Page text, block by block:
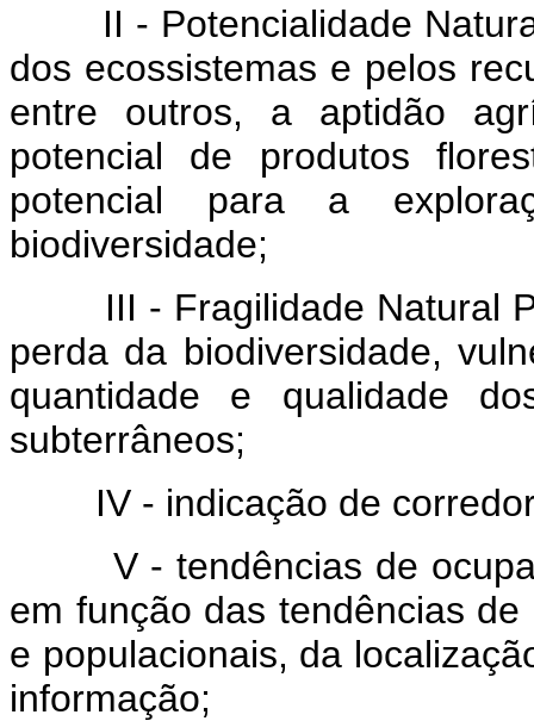
II - Potencialidade
dos ecossistemas e pelos
entre outros, a aptidão
potencial de produtos
potencial para a
biodiversidade;
III - Fragilidade Natural
perda da biodiversidade,
quantidade e qualidade
subterrâneos;
IV - indicação de
V - tendências de
em função das tendências
e populacionais, da
informação;